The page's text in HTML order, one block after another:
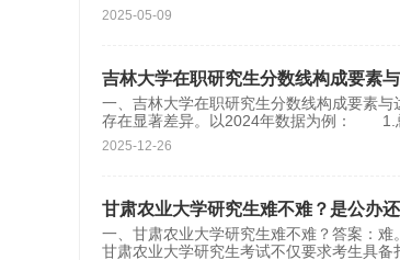
2025-05-09
吉林大学在职研究生分数线构成要素
一、吉林大学在职研究生分数线构成要素
存在显著差异。以2024年数据为例： 1.
2025-12-26
甘肃农业大学研究生难不难？是公办
一、甘肃农业大学研究生难不难？答案：
甘肃农业大学研究生考试不仅要求考生具